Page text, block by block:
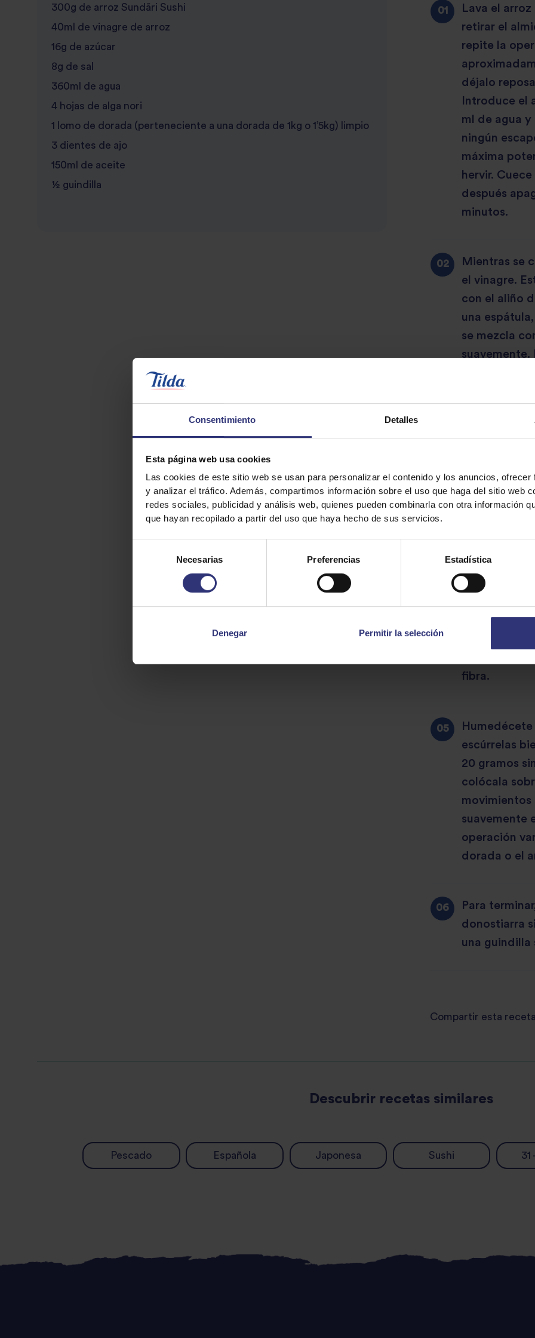
Consentimiento Detalles
Esta página web usa cookies
Las cookies de este sitio web se usan para personalizar el contenido y los anuncios,
y analizar el tráfico. Además, compartimos información sobre el uso que haga del sitio web
redes sociales, publicidad y análisis web, quienes pueden combinarla con otra información
que hayan recopilado a partir del uso que haya hecho de sus servicios.
consentimiento
Necesarias Preferencias Estadística
Denegar Permitir la selección
300g de arroz Sundãri Sushi
40ml de vinagre de arroz
16g de azúcar
8g de sal
360ml de agua
4 hojas de alga nori
1 lomo de dorada (perteneciente a una dorada de 1kg o 1’5kg) limpio
3 dientes de ajo
150ml de aceite
½ guindilla
Lava el
retirar el
repite la
déjalo
Introduce el
ml de agua y
ningún
máxima
hervir.
después
minutos.
Mientras se
el vinagre.
con el aliño
una
se mezcla
suavemente.
Lamina
dentro el
cortada en
obtengas
absorbente.
Con ayuda
dorada en
ventresca y
calentando
moja el
descamada
piel. Corta
fibra.
escúrrelas
20 gramos
colócala
movimientos
suavemente
operación
dorada o el
Para
donostiarra
una guindilla
Compartir esta receta
Descubrir recetas similares
Pescado Española Japonesa Sushi 31